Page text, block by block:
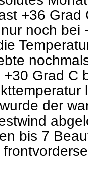
+36 Grad
noch
Grad C
der
bis 7